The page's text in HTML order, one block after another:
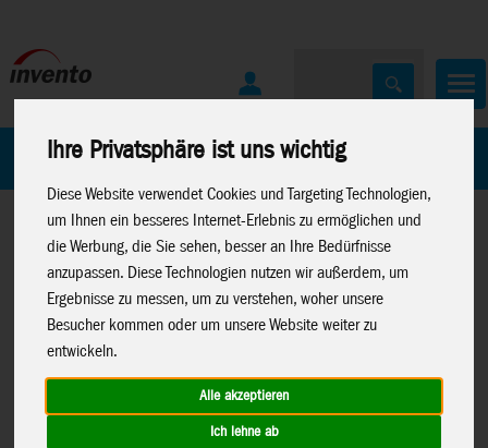
Ihre Privatsphäre ist uns wichtig
Diese Website verwendet Cookies und Targeting Technologien,
um Ihnen ein besseres Internet-Erlebnis zu ermöglichen und
die Werbung, die Sie sehen, besser an Ihre Bedürfnisse
anzupassen. Diese Technologien nutzen wir außerdem, um
Ergebnisse zu messen, um zu verstehen, woher unsere
Besucher kommen oder um unsere Website weiter zu
entwickeln.
Alle akzeptieren
Ich lehne ab
Home Marken
Home>Drachen